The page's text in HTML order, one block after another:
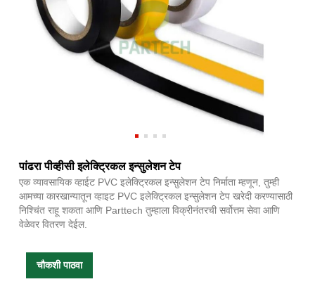
पांढरा पीव्हीसी इलेक्ट्रिकल इन्सुलेशन टेप
एक व्यावसायिक व्हाईट PVC इलेक्ट्रिकल इन्सुलेशन टेप निर्माता म्हणून, तुम्ही
आमच्या कारखान्यातून व्हाइट PVC इलेक्ट्रिकल इन्सुलेशन टेप खरेदी करण्यासाठी
निश्चिंत राहू शकता आणि Parttech तुम्हाला विक्रीनंतरची सर्वोत्तम सेवा आणि
वेळेवर वितरण देईल.
चौकशी पाठवा